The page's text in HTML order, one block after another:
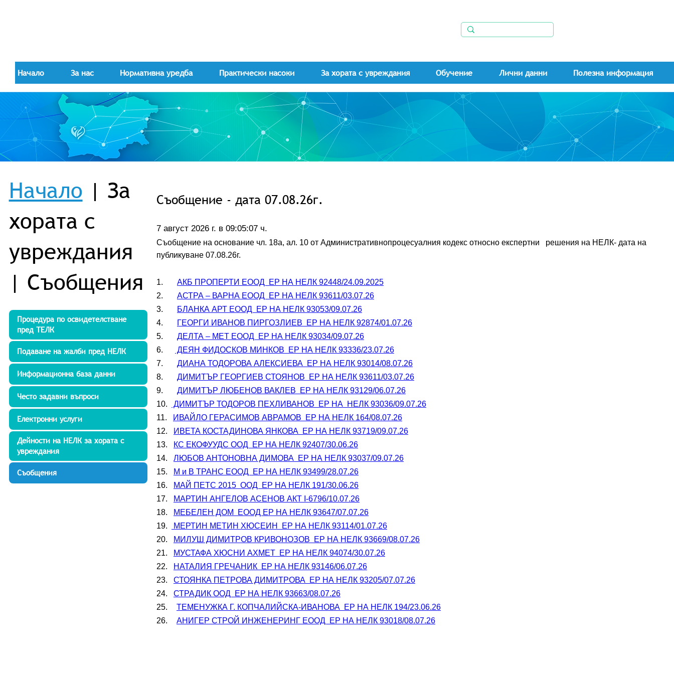
Начало За нас Нормативна уредба Практически насоки За хората с увреждания Обучение Лични данни Полезна информация
Процедура по освидетелстване
пред ТЕЛК
Подаване на жалби пред НЕЛК
Информационна база данни
Дейности на НЕЛК за хората с
увреждания
Електронни услуги
Често задавни въпроси
Съобщения
Начало | За
хората с
увреждания
| Съобщения
Съобщениe - дата 07.08.26г.
Съобщение на основание чл. 18а, ал. 10 от Административнопроцесуалния кодекс относно експертни   решения на НЕЛК- дата на
публикуване 07.08.26г.
1. АКБ ПРОПЕРТИ ЕООД  ЕР НА НЕЛК 92448/24.09.2025
2. АСТРА – ВАРНА ЕООД  ЕР НА НЕЛК 93611/03.07.26
3.
БЛАНКА АРТ ЕООД  ЕР НА НЕЛК 93053/09.07.26
4.
ГЕОРГИ ИВАНОВ ПИРГОЗЛИЕВ  ЕР НА НЕЛК 92874/01.07.26
5. ДЕЛТА – МЕТ ЕООД  ЕР НА НЕЛК 93034/09.07.26
6.
ДЕЯН ФИДОСКОВ МИНКОВ  ЕР НА НЕЛК 93336/23.07.26
7. ДИАНА ТОДОРОВА АЛЕКСИЕВА  ЕР НА НЕЛК 93014/08.07.26
8. ДИМИТЪР ГЕОРГИЕВ СТОЯНОВ  ЕР НА НЕЛК 93611/03.07.26
9. ДИМИТЪР ЛЮБЕНОВ ВАКЛЕВ  ЕР НА НЕЛК 93129/06.07.26
10.
ДИМИТЪР ТОДОРОВ ПЕХЛИВАНОВ  ЕР НА  НЕЛК 93036/09.07.26
11.
ИВАЙЛО ГЕРАСИМОВ АВРАМОВ  ЕР НА НЕЛК 164/08.07.26
12.
ИВЕТА КОСТАДИНОВА ЯНКОВА  ЕР НА НЕЛК 93719/09.07.26
13.
КС ЕКОФУУДС ООД  ЕР НА НЕЛК 92407/30.06.26
14. ЛЮБОВ АНТОНОВНА ДИМОВА  ЕР НА НЕЛК 93037/09.07.26
15.
М и В ТРАНС ЕООД  ЕР НА НЕЛК 93499/28.07.26
16.
МАЙ ПЕТС 2015  ООД  ЕР НА НЕЛК 191/30.06.26
17.
МАРТИН АНГЕЛОВ АСЕНОВ АКТ I-6796/10.07.26
18.
МЕБЕЛЕН ДОМ  ЕООД ЕР НА НЕЛК 93647/07.07.26
19.
МЕРТИН МЕТИН ХЮСЕИН  ЕР НА НЕЛК 93114/01.07.26
20.
МИЛУШ ДИМИТРОВ КРИВОНОЗОВ  ЕР НА НЕЛК 93669/08.07.26
21.
МУСТАФА ХЮСНИ АХМЕТ  ЕР НА НЕЛК 94074/30.07.26
22.
НАТАЛИЯ ГРЕЧАНИК  ЕР НА НЕЛК 93146/06.07.26
23. СТОЯНКА ПЕТРОВА ДИМИТРОВА  ЕР НА НЕЛК 93205/07.07.26
24. СТРАДИК ООД  ЕР НА НЕЛК 93663/08.07.26
ТЕМЕНУЖКА Г. КОПЧАЛИЙСКА-ИВАНОВА  ЕР НА НЕЛК 194/23.06.26
АНИГЕР СТРОЙ ИНЖЕНЕРИНГ ЕООД  ЕР НА НЕЛК 93018/08.07.26
7 август 2026 г. в 09:05:07 ч.